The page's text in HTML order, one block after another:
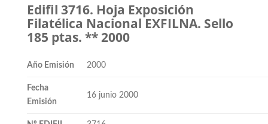
Edifil 3716. Hoja Exposición
Filatélica Nacional EXFILNA. Sello
185 ptas. ** 2000
Año Emisión 2000
Fecha
Emisión
16 junio 2000